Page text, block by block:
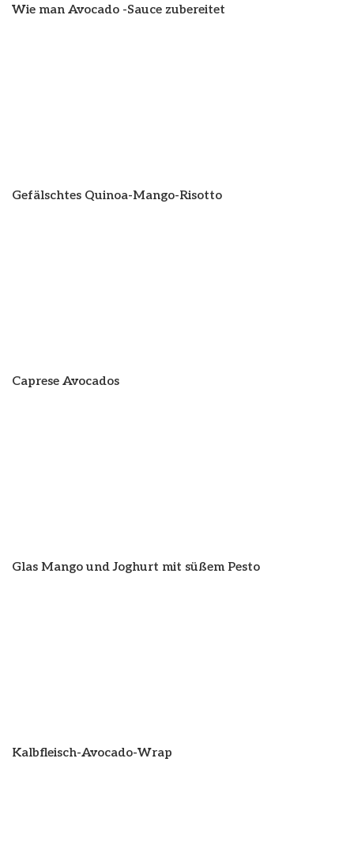
Wie man Avocado -Sauce zubereitet
Gefälschtes Quinoa-Mango-Risotto
Caprese Avocados
Glas Mango und Joghurt mit süßem Pesto
Kalbfleisch-Avocado-Wrap